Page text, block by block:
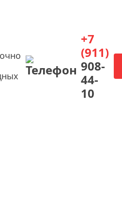
+7
(911)
908-
44-
10